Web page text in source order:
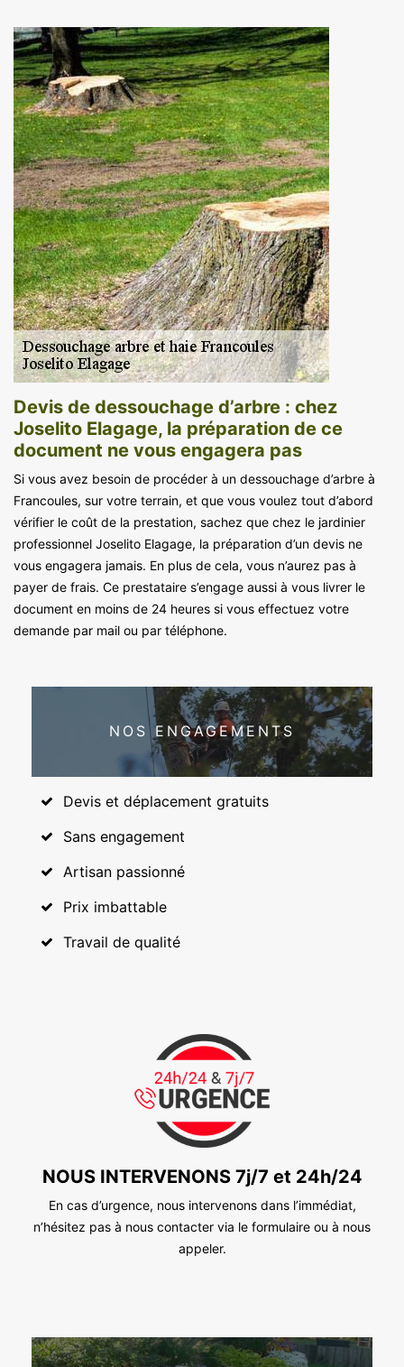
Devis de dessouchage d’arbre : chez
Joselito Elagage, la préparation de ce
document ne vous engagera pas
Si vous avez besoin de procéder à un dessouchage d’arbre à
Francoules, sur votre terrain, et que vous voulez tout d’abord
vérifier le coût de la prestation, sachez que chez le jardinier
professionnel Joselito Elagage, la préparation d’un devis ne
vous engagera jamais. En plus de cela, vous n’aurez pas à
payer de frais. Ce prestataire s’engage aussi à vous livrer le
document en moins de 24 heures si vous effectuez votre
demande par mail ou par téléphone.
NOS ENGAGEMENTS
Devis et déplacement gratuits
Sans engagement
Artisan passionné
Prix imbattable
Travail de qualité
NOUS INTERVENONS 7j/7 et 24h/24
En cas d’urgence, nous intervenons dans l’immédiat,
n’hésitez pas à nous contacter via le formulaire ou à nous
appeler.